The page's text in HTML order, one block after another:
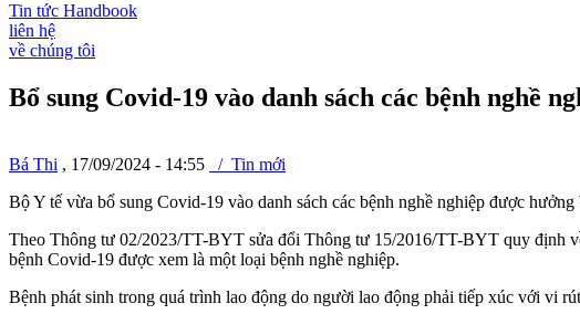
Tin tức Handbook
liên hệ
về chúng tôi
Bổ sung Covid-19 vào danh sách các bệnh nghề
Bá Thi , 17/09/2024 - 14:55
/ Tin mới
Bộ Y tế vừa bổ sung Covid-19 vào danh sách các bệnh nghề nghiệp được
Theo Thông tư 02/2023/TT-BYT sửa đổi Thông tư 15/2016/TT-BYT quy định
bệnh Covid-19 được xem là một loại bệnh nghề nghiệp.
Bệnh phát sinh trong quá trình lao động do người lao động phải tiếp xúc với vi